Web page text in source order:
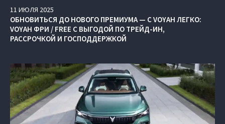
11 ИЮЛЯ 2025
ОБНОВИТЬСЯ ДО НОВОГО ПРЕМИУМА — С VOYAH ЛЕГКО:
VOYAH ФРИ / FREE С ВЫГОДОЙ ПО ТРЕЙД-ИН,
РАССРОЧКОЙ И ГОСПОДДЕРЖКОЙ